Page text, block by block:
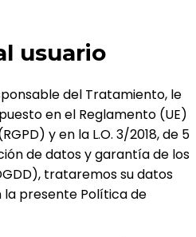
usuario
del Tratamiento, le
en el Reglamento (UE)
y en la L.O. 3/2018, de 5
de datos y garantía de los
trataremos su datos
presente Política de